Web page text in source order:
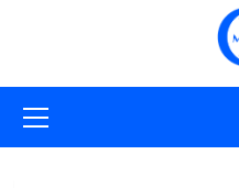
primario